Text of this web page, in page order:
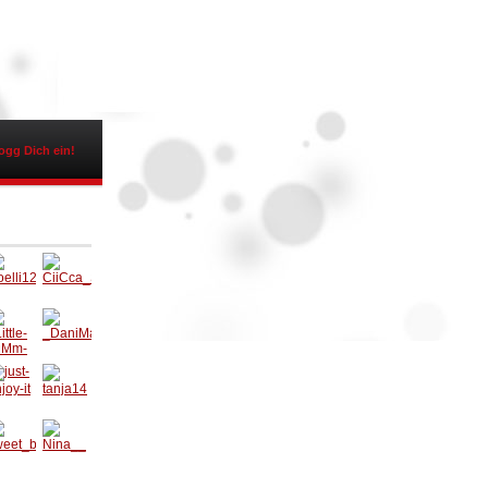
Dich ein!
CiiCca_
SteFFii
_DaniM
aus_16
it
tanja14